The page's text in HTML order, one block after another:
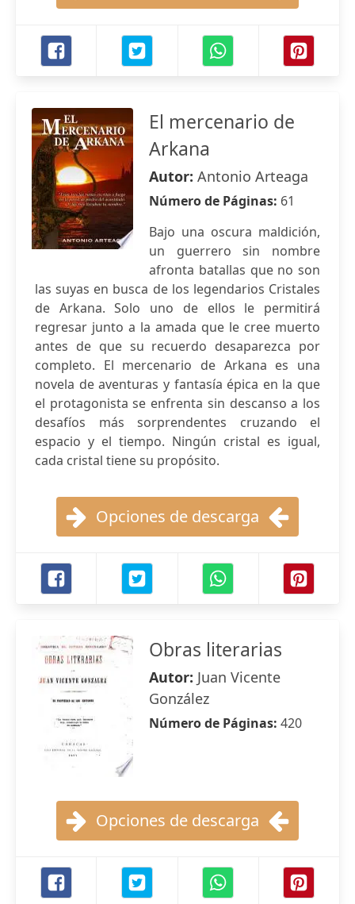
El mercenario de
Arkana
Autor: Antonio Arteaga
Número de Páginas: 61
Bajo una oscura maldición,
un guerrero sin nombre
afronta batallas que no son
las suyas en busca de los legendarios Cristales
de Arkana. Solo uno de ellos le permitirá
regresar junto a la amada que le cree muerto
antes de que su recuerdo desaparezca por
completo. El mercenario de Arkana es una
novela de aventuras y fantasía épica en la que
el protagonista se enfrenta sin descanso a los
desafíos más sorprendentes cruzando el
espacio y el tiempo. Ningún cristal es igual,
cada cristal tiene su propósito.
Opciones de descarga
Obras literarias
Autor: Juan Vicente
González
Número de Páginas: 420
Opciones de descarga